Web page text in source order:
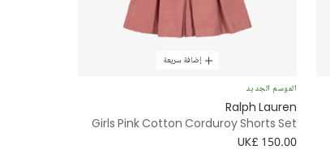
إضافة سريعة
الموسم الجديد
Ralph Lauren
Girls Pink Cotton Corduroy Shorts Set
UK£ 150.00